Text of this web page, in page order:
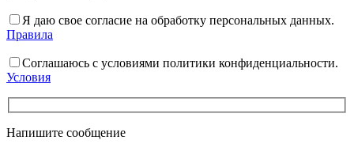
Я даю свое согласие на обработку персональных данных.
Правила
Соглашаюсь с условиями политики конфиденциальности.
Условия
Напишите сообщение